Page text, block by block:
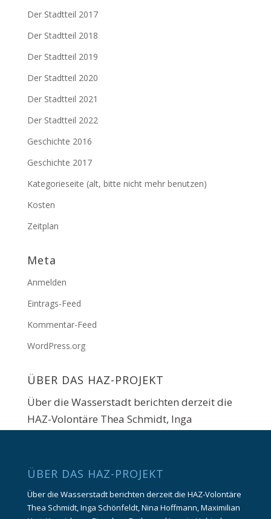
Der Stadtteil 2017
Der Stadtteil 2018
Der Stadtteil 2019
Der Stadtteil 2020
Der Stadtteil 2021
Der Stadtteil 2022
Geschichte 2016
Geschichte 2017
Kategorieseite (alt, bitte nicht mehr benutzen)
Kosten
Zeitplan
Meta
Anmelden
Eintrags-Feed
Kommentar-Feed
WordPress.org
ÜBER DAS HAZ-PROJEKT
Über die Wasserstadt berichten derzeit die
HAZ-Volontäre Thea Schmidt, Inga
ÜBER DAS HAZ-PROJEKT
Über die Wasserstadt berichten derzeit die HAZ-Volontäre
Thea Schmidt, Inga Schönfeldt, Nina Hoffmann, Maximilian